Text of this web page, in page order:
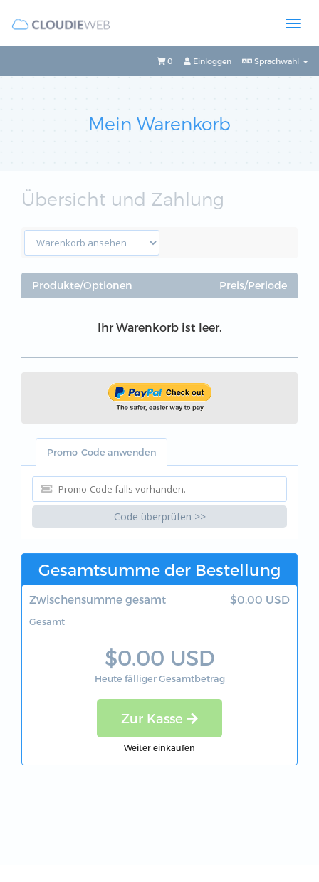
Sprachwahl
Einloggen
0
Mein Warenkorb
Übersicht und Zahlung
Produkte/Optionen Preis/Periode
Ihr Warenkorb ist leer.
Promo-Code anwenden
Code überprüfen >>
Gesamtsumme der Bestellung
Zwischensumme gesamt $0.00 USD
Gesamt
$0.00 USD
Heute fälliger Gesamtbetrag
Zur Kasse
Weiter einkaufen